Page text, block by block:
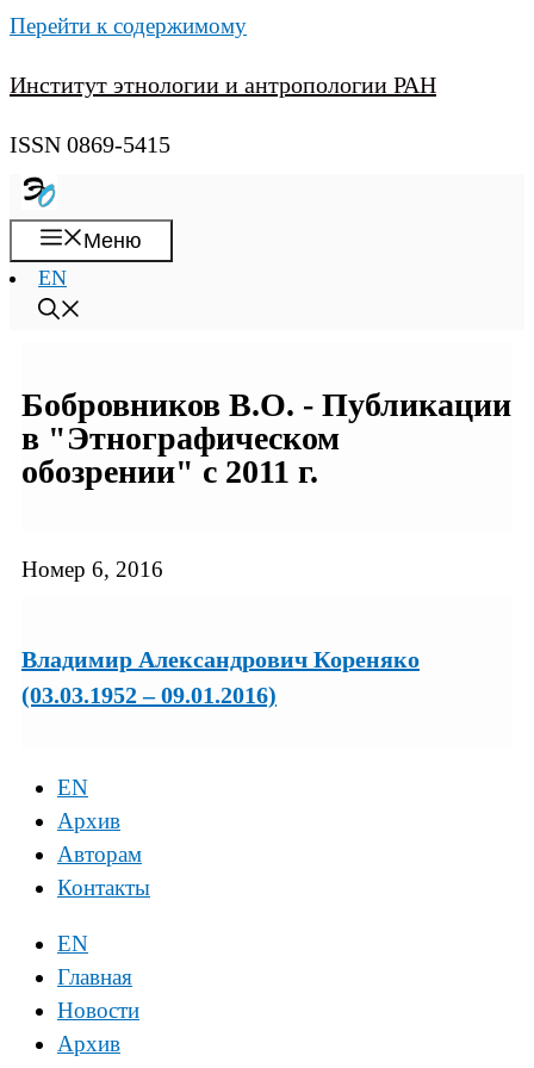
Перейти к содержимому
Институт этнологии и антропологии РАН
ISSN 0869-5415
Меню
EN
Бобровников В.О. - Публикации
в "Этнографическом
обозрении" с 2011 г.
Номер 6, 2016
Владимир Александрович Кореняко
(03.03.1952 – 09.01.2016)
EN
Архив
Авторам
Контакты
EN
Главная
Новости
Архив